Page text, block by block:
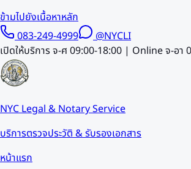
ข้ามไปยังเนื้อหาหลัก
083-249-4999
@NYCLI
เปิดให้บริการ จ-ศ 09:00-18:00 | Online จ-อา
NYC Legal & Notary Service
บริการตรวจประวัติ & รับรองเอกสาร
หน้าแรก